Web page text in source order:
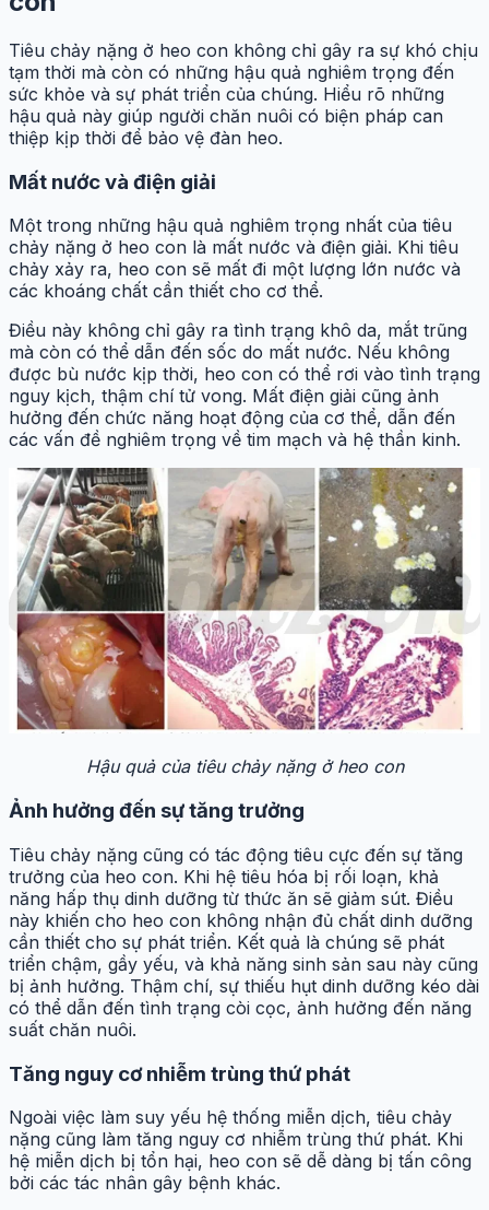
Tiêu chảy nặng ở heo con không chỉ gây ra sự khó chịu
tạm thời mà còn có những hậu quả nghiêm trọng đến
sức khỏe và sự phát triển của chúng. Hiểu rõ những
hậu quả này giúp người chăn nuôi có biện pháp can
thiệp kịp thời để bảo vệ đàn heo.
Mất nước và điện giải
Một trong những hậu quả nghiêm trọng nhất của tiêu
chảy nặng ở heo con là mất nước và điện giải. Khi tiêu
chảy xảy ra, heo con sẽ mất đi một lượng lớn nước và
các khoáng chất cần thiết cho cơ thể.
Điều này không chỉ gây ra tình trạng khô da, mắt trũng
mà còn có thể dẫn đến sốc do mất nước. Nếu không
được bù nước kịp thời, heo con có thể rơi vào tình trạng
nguy kịch, thậm chí tử vong. Mất điện giải cũng ảnh
hưởng đến chức năng hoạt động của cơ thể, dẫn đến
các vấn đề nghiêm trọng về tim mạch và hệ thần kinh.
Hậu quả của tiêu chảy nặng ở heo con
Ảnh hưởng đến sự tăng trưởng
Tiêu chảy nặng cũng có tác động tiêu cực đến sự tăng
trưởng của heo con. Khi hệ tiêu hóa bị rối loạn, khả
năng hấp thụ dinh dưỡng từ thức ăn sẽ giảm sút. Điều
này khiến cho heo con không nhận đủ chất dinh dưỡng
cần thiết cho sự phát triển. Kết quả là chúng sẽ phát
triển chậm, gầy yếu, và khả năng sinh sản sau này cũng
bị ảnh hưởng. Thậm chí, sự thiếu hụt dinh dưỡng kéo dài
có thể dẫn đến tình trạng còi cọc, ảnh hưởng đến năng
suất chăn nuôi.
Tăng nguy cơ nhiễm trùng thứ phát
Ngoài việc làm suy yếu hệ thống miễn dịch, tiêu chảy
nặng cũng làm tăng nguy cơ nhiễm trùng thứ phát. Khi
hệ miễn dịch bị tổn hại, heo con sẽ dễ dàng bị tấn công
bởi các tác nhân gây bệnh khác.